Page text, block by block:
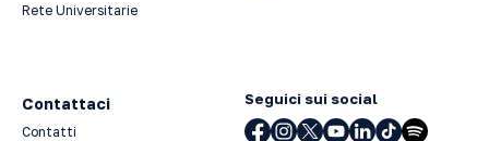
Rete Universitarie
Contattaci
Contatti
Seguici sui social